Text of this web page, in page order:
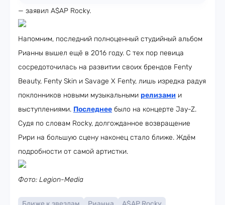
— заявил A$AP Rocky.
Напомним, последний полноценный студийный альбом
Рианны вышел ещё в 2016 году. С тех пор певица
сосредоточилась на развитии своих брендов Fenty
Beauty, Fenty Skin и Savage X Fenty, лишь изредка радуя
поклонников новыми музыкальными релизами и
выступлениями. Последнее было на концерте Jay-Z.
Судя по словам Rocky, долгожданное возвращение
Рири на большую сцену наконец стало ближе. Ждём
подробности от самой артистки.
Фото: Legion-Media